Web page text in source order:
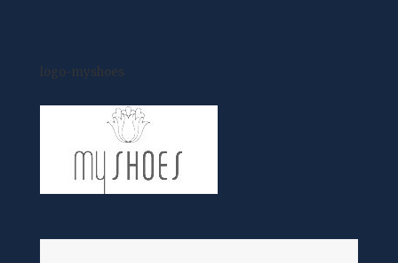
logo-myshoes